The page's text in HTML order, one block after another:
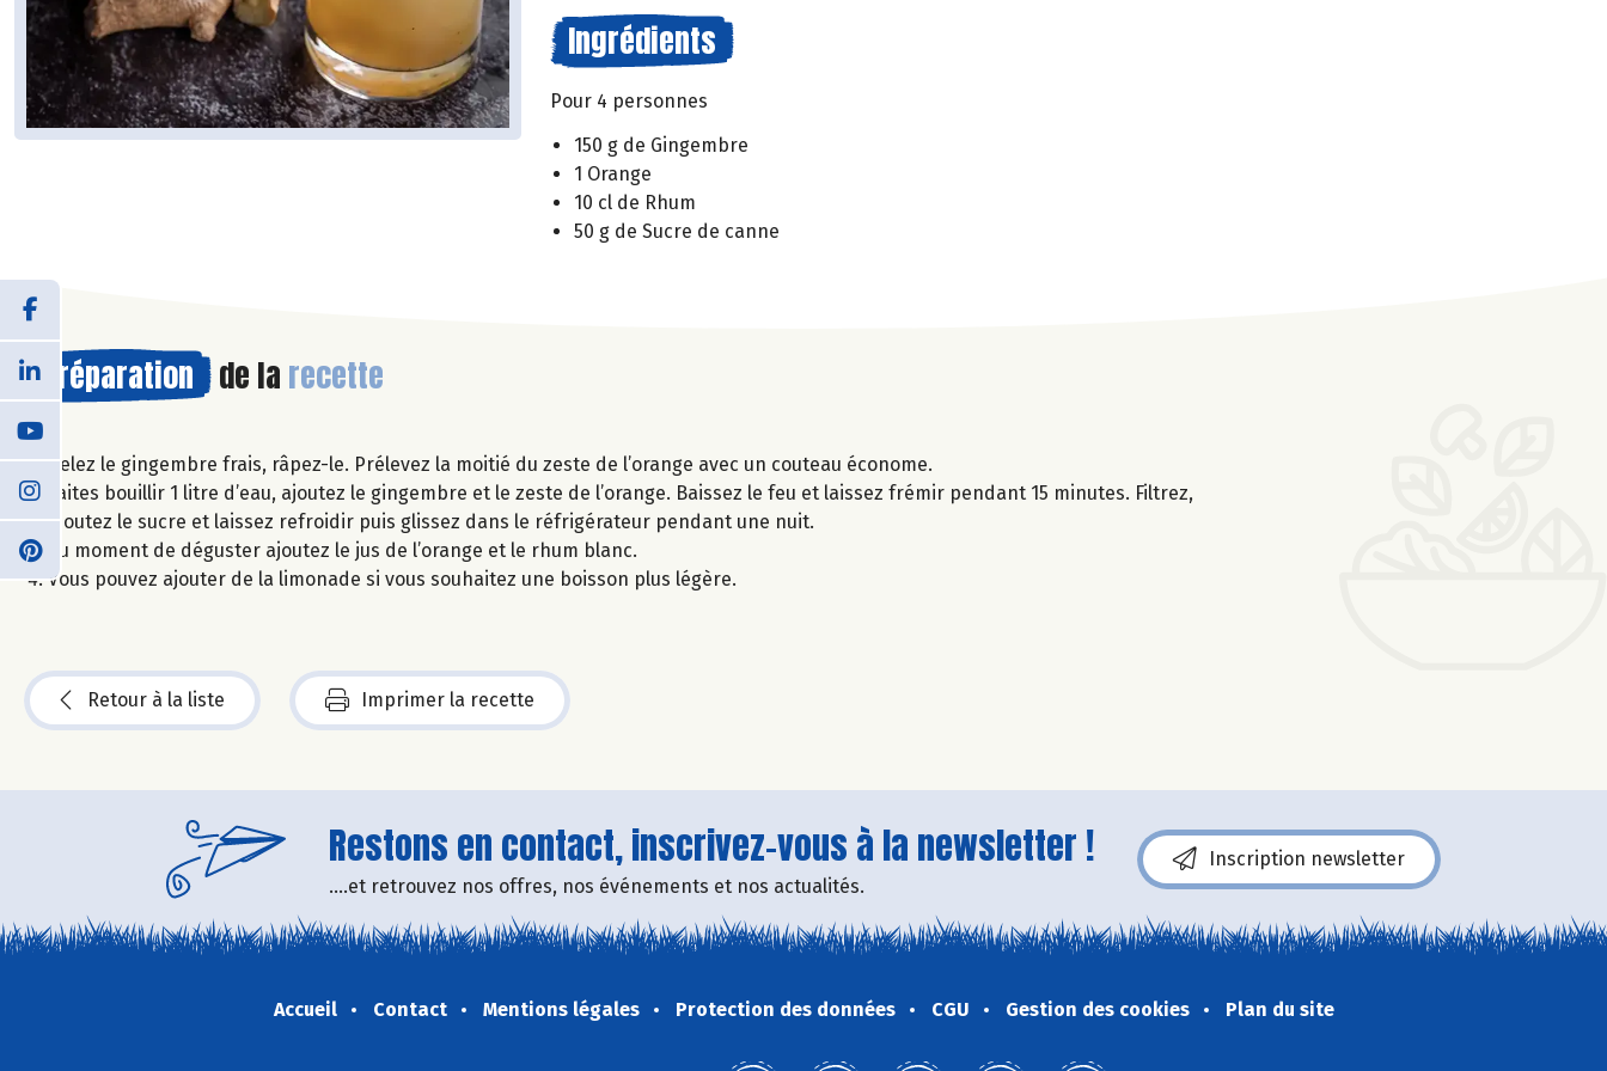
Ingrédients
Pour 4 personnes
150 g de Gingembre
1 Orange
10 cl de Rhum
50 g de Sucre de canne
Préparation de la recette
Pelez le gingembre frais, râpez-le. Prélevez la moitié du zeste de l’orange avec un couteau économe.
Faites bouillir 1 litre d’eau, ajoutez le gingembre et le zeste de l’orange. Baissez le feu et laissez frémir pendant 15 minutes. Filtrez,
ajoutez le sucre et laissez refroidir puis glissez dans le réfrigérateur pendant une nuit.
Au moment de déguster ajoutez le jus de l’orange et le rhum blanc.
Vous pouvez ajouter de la limonade si vous souhaitez une boisson plus légère.
Retour à la liste Imprimer la recette
Restons en contact, inscrivez-vous à la newsletter !
....et retrouvez nos offres, nos événements et nos actualités.
Inscription newsletter
Accueil Contact Mentions légales Protection des données CGU Gestion des cookies Plan du site